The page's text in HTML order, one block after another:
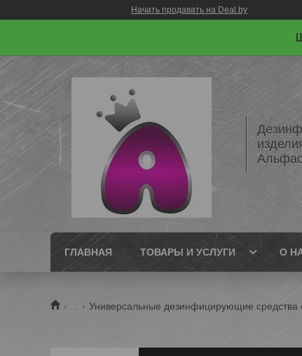
Начать продавать на Deal.by
ГЛАВНАЯ ТОВАРЫ И УСЛУГИ О
Универсальные дезинфицирующие